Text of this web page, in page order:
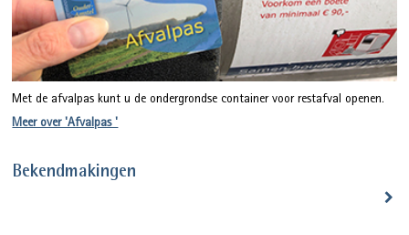
Met de afvalpas kunt u de ondergrondse container voor restafval openen.
Meer over 'Afvalpas '
Bekendmakingen